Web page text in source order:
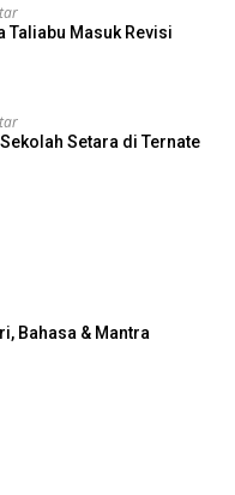
Taliabu Masuk Revisi
Setara di Ternate
Bahasa & Mantra